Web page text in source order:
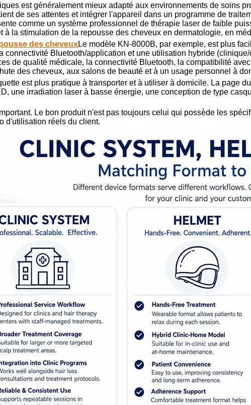
est généralement mieux adapté aux environnements de soins
de ses attentes et intégrer l'appareil dans un programme de
comme un système professionnel de thérapie laser de faible
à la stimulation de la repousse des cheveux en dermatologie, en
des cheveuxLe modèle KN-8000B, par exemple, est plus
connectivité Bluetooth/application et une utilisation hybride
de qualité médicale, la connectivité Bluetooth, la compatibilité
des cheveux, aux salons de beauté et à un usage personnel à
est plus pratique à transporter et à utiliser à domicile. La page
une irradiation laser à basse énergie, une conception de type
Le bon produit n'est pas toujours celui qui possède les
d'utilisation réels du client.